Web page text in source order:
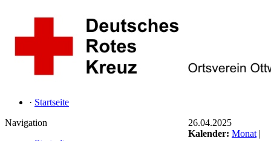
· Startseite
Navigation
26.04.2025
Kalender: Monat |